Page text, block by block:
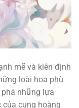
mẽ và kiên định
loài hoa phù
phá những lựa
của cung hoàng